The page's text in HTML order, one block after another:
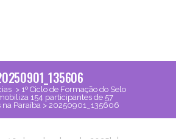
> 1º Ciclo de Formação do Selo
154 participantes de 57
Paraíba> 20250901_135606